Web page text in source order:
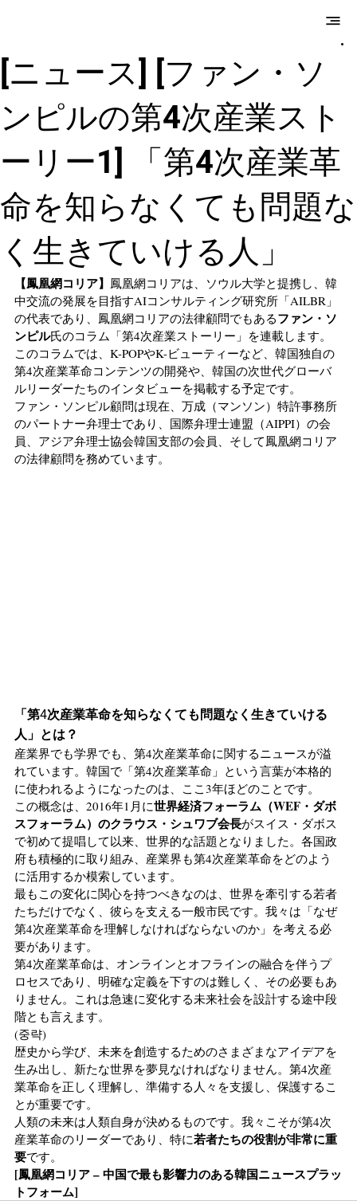
[ニュース] [ファン・ソ
ンピルの第4次産業スト
ーリー1] 「第4次産業革
命を知らなくても問題な
く生きていける人」
【鳳凰網コリア】 鳳凰網コリアは、ソウル大学と提携し、韓
中交流の発展を目指すAIコンサルティング研究所「AILBR」
の代表であり、鳳凰網コリアの法律顧問でもあるファン・ソ
ンピル氏のコラム「第4次産業ストーリー」を連載します。
このコラムでは、K-POPやK-ビューティーなど、韓国独自の
第4次産業革命コンテンツの開発や、韓国の次世代グローバ
ルリーダーたちのインタビューを掲載する予定です。
ファン・ソンピル顧問は現在、万成（マンソン）特許事務所
のパートナー弁理士であり、国際弁理士連盟（AIPPI）の会
員、アジア弁理士協会韓国支部の会員、そして鳳凰網コリア
の法律顧問を務めています。
「第4次産業革命を知らなくても問題なく生きていける
人」とは？
産業界でも学界でも、第4次産業革命に関するニュースが溢
れています。韓国で「第4次産業革命」という言葉が本格的
に使われるようになったのは、ここ3年ほどのことです。
この概念は、2016年1月に世界経済フォーラム（WEF・ダボ
スフォーラム）のクラウス・シュワブ会長がスイス・ダボス
で初めて提唱して以来、世界的な話題となりました。各国政
府も積極的に取り組み、産業界も第4次産業革命をどのよう
に活用するか模索しています。
最もこの変化に関心を持つべきなのは、世界を牽引する若者
たちだけでなく、彼らを支える一般市民です。我々は「なぜ
第4次産業革命を理解しなければならないのか」を考える必
要があります。
第4次産業革命は、オンラインとオフラインの融合を伴うプ
ロセスであり、明確な定義を下すのは難しく、その必要もあ
りません。これは急速に変化する未来社会を設計する途中段
階とも言えます。
(중략)
歴史から学び、未来を創造するためのさまざまなアイデアを
生み出し、新たな世界を夢見なければなりません。第4次産
業革命を正しく理解し、準備する人々を支援し、保護するこ
とが重要です。
人類の未来は人類自身が決めるものです。我々こそが第4次
産業革命のリーダーであり、特に若者たちの役割が非常に重
要です。
[鳳凰網コリア – 中国で最も影響力のある韓国ニュースプラッ
トフォーム]